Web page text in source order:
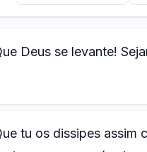
Deus se levante!
tu os dissipes assim